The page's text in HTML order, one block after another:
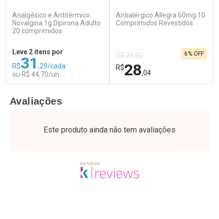
Ativar Desconto
Por R$ 76,94/cada
Comprar sem Desconto
Ativar Desconto
Por R$ 15,19/cada
Analgésico e Antitérmico
Novalgina 1g Dipirona Adulto
20 comprimidos
Leve 2 itens por
R$31 ,29/cada
ou R$ 44,70/un
Laboratório
Por Menos
Antialérgico Allegra 60mg 10
Comprimidos Revestidos
R$ 29,90
R$28,04
6% OFF
Laboratório
Por Menos
Avaliações
Este produto ainda não tem avaliações